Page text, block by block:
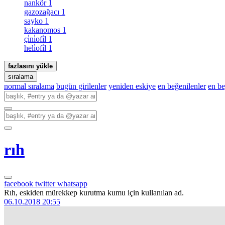
nankör 1
gazozağacı 1
sayko 1
kakanomos 1
çi̇ni̇ofi̇l 1
heli̇ofi̇l 1
fazlasını yükle
sıralama
normal sıralama bugün girilenler yeniden eskiye en beğenilenler en
rıh
facebook twitterwhatsapp
Rıh, eskiden mürekkep kurutma kumu için kullanılan ad.
06.10.2018 20:55